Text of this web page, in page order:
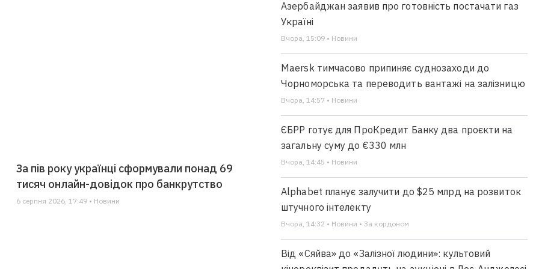
За пів року українці сформували понад 69
тисяч онлайн-довідок про банкрутство
6 серпня 2026, 17:49 • Новини
Азербайджан заявив про готовність постачати газ
Україні
Вчора, 15:09 • Новини
Maersk тимчасово припиняє суднозаходи до
Чорноморська та переводить вантажі на залізницю
Вчора, 14:57 • Новини
ЄБРР готує для ПроКредит Банку два проєкти на
загальну суму до €330 млн
Вчора, 14:45 • Новини
Alphabet планує залучити до $25 млрд на розвиток
штучного інтелекту
Вчора, 14:32 • Новини • За кордоном
Від «Сяйва» до «Залізної людини»: культовий